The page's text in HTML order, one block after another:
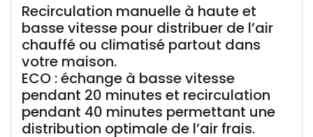
Recirculation manuelle à haute et
basse vitesse pour distribuer de l’air
chauffé ou climatisé partout dans
votre maison.
ECO : échange à basse vitesse
pendant 20 minutes et recirculation
pendant 40 minutes permettant une
distribution optimale de l’air frais.